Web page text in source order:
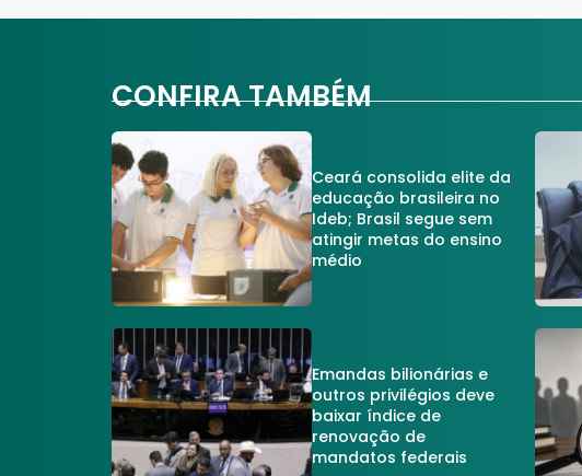
CONFIRA TAMBÉM
Ceará consolida elite da
educação brasileira no
Ideb; Brasil segue sem
atingir metas do ensino
médio
Emandas bilionárias e
outros privilégios deve
baixar índice de
renovação de
mandatos federais